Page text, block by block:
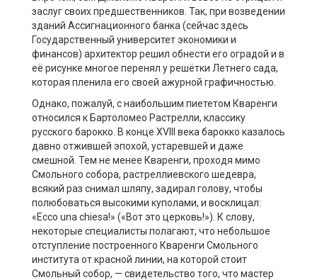
заслуг своих предшественников. Так, при возведении
зданий Ассигнационного банка (сейчас здесь
Государственный университет экономики и
финансов) архитектор решил обнести его оградой и в
её рисунке многое перенял у решётки Летнего сада,
которая пленила его своей ажурной графичностью.
Однако, пожалуй, с наибольшим пиететом Кваренги
относился к Бартоломео Растрелли, классику
русского барокко. В конце XVIII века барокко казалось
давно отжившей эпохой, устаревшей и даже
смешной. Тем не менее Кваренги, проходя мимо
Смольного собора, растреллиевского шедевра,
всякий раз снимал шляпу, задирал голову, чтобы
полюбоваться высокими куполами, и восклицал:
«Ecco una chiesa!» («Вот это церковь!»). К слову,
некоторые специалисты полагают, что небольшое
отступление построенного Кваренги Смольного
института от красной линии, на которой стоит
Смольный собор, — свидетельство того, что мастер